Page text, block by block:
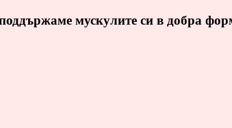
мускулите си в добра